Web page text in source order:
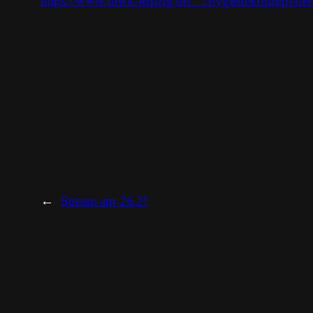
← Stream am 26.2!